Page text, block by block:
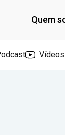
Quem
Vídeos